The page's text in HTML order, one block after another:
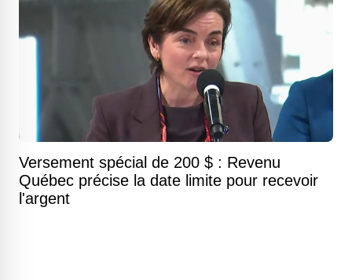
Versement spécial de 200 $ : Revenu
Québec précise la date limite pour recevoir
l'argent